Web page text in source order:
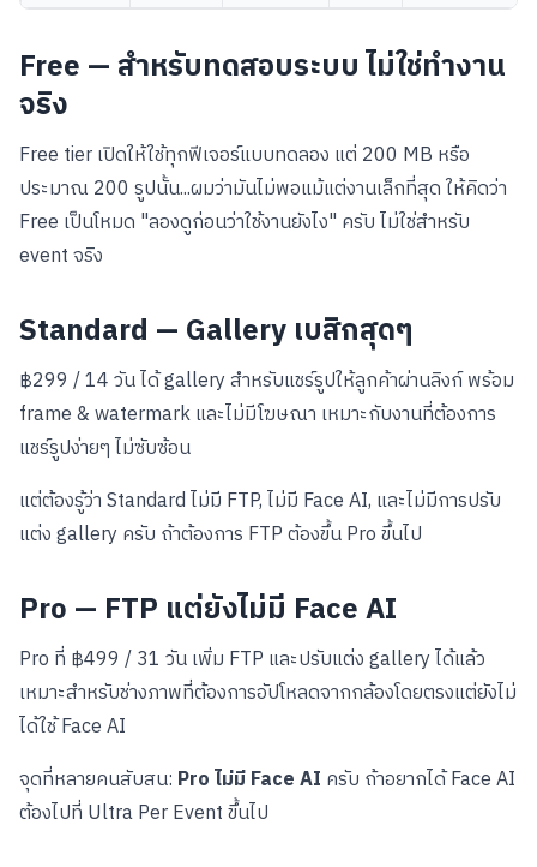
Free — สำหรับทดสอบระบบ ไม่ใช่ทำงาน
จริง
Free tier เปิดให้ใช้ทุกฟีเจอร์แบบทดลอง แต่ 200 MB หรือ
ประมาณ 200 รูปนั้น...ผมว่ามันไม่พอแม้แต่งานเล็กที่สุด ให้คิดว่า
Free เป็นโหมด "ลองดูก่อนว่าใช้งานยังไง" ครับ ไม่ใช่สำหรับ
event จริง
Standard — Gallery เบสิกสุดๆ
฿299 / 14 วัน ได้ gallery สำหรับแชร์รูปให้ลูกค้าผ่านลิงก์ พร้อม
frame & watermark และไม่มีโฆษณา เหมาะกับงานที่ต้องการ
แชร์รูปง่ายๆ ไม่ซับซ้อน
แต่ต้องรู้ว่า Standard ไม่มี FTP, ไม่มี Face AI, และไม่มีการปรับ
แต่ง gallery ครับ ถ้าต้องการ FTP ต้องขึ้น Pro ขึ้นไป
Pro — FTP แต่ยังไม่มี Face AI
Pro ที่ ฿499 / 31 วัน เพิ่ม FTP และปรับแต่ง gallery ได้แล้ว
เหมาะสำหรับช่างภาพที่ต้องการอัปโหลดจากกล้องโดยตรงแต่ยังไม่
ได้ใช้ Face AI
จุดที่หลายคนสับสน: Pro ไม่มี Face AI ครับ ถ้าอยากได้ Face AI
ต้องไปที่ Ultra Per Event ขึ้นไป